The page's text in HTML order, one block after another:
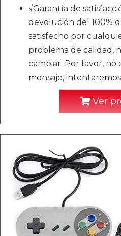
√Garantía de
devolución del 100%
satisfecho por
problema de calidad,
cambiar. Por favor,
mensaje,
Ver